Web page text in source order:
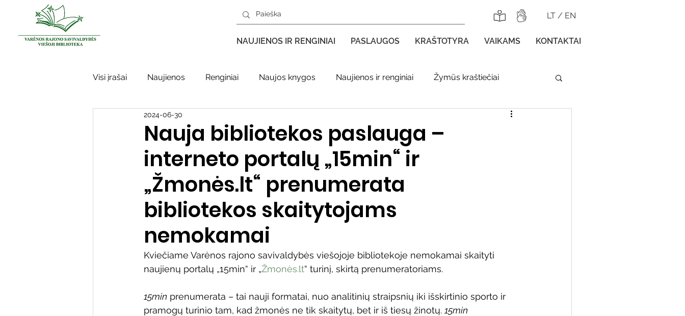
LT / EN
NAUJIENOS IR RENGINIAI PASLAUGOS KRAŠTOTYRA VAIKAMS KONTAKTAI
Visi įrašai Naujienos Renginiai Naujos knygos Naujienos ir renginiai Žymūs kraštiečiai
Kraštotyros darbai Kilnojamos parodos
Sidabrinės bitės Garbės ženklas Adolfo Ramanausko–Vanago premija
Vinco Krėvės-Mickevičiaus literatūr Literatai Literatų klubo veikla
Varėnos bibliotekos renginiai Vaikų ir jaunimo renginiai
Nauja bibliotekos paslauga –
interneto portalų „15min“ ir
„Žmonės.lt“ prenumerata
bibliotekos skaitytojams
nemokamai
2024-06-30
Kviečiame Varėnos rajono savivaldybės viešojoje bibliotekoje nemokamai skaityti
naujienų portalų „15min“ ir „Žmonės.lt“ turinį, skirtą prenumeratoriams.
15min prenumerata – tai nauji formatai, nuo analitinių straipsnių iki išskirtinio sporto ir
pramogų turinio tam, kad žmonės ne tik skaitytų, bet ir iš tiesų žinotų. 15min